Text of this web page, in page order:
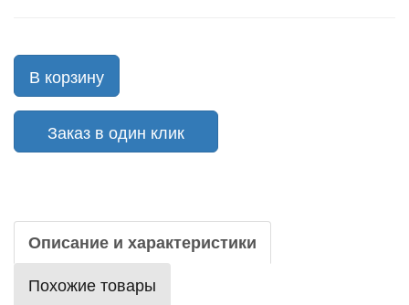
В корзину
Заказ в один клик
Описание и характеристики
Похожие товары